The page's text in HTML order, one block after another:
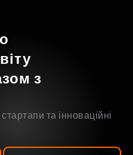
з
та інноваційні